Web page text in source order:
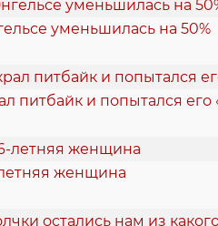
уменьшилась на 50%
питбайк и попытался его
женщина